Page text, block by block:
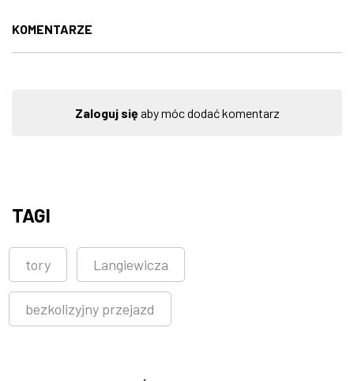
KOMENTARZE
Zaloguj sięaby móc dodać komentarz
TAGI
tory Langiewicza
bezkolizyjny przejazd